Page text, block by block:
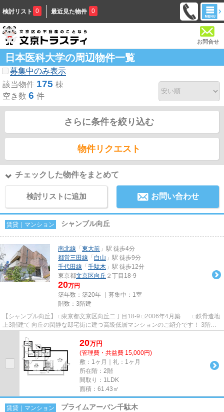
検討リスト 0 最近見た物件 0
お問合せ
日本医科大学の周辺物件一覧
募集中のみ表示
該当物件 175 棟
空き数 6 件
さらに条件を絞り込む
物件リクエスト
チェックした物件をまとめて
検討リストに追加 お問い合わせ
賃貸｜マンション シャンブル向丘
南北線 「 東大前 」駅 徒歩4分
都営三田線 「 白山 」駅 徒歩9分
千代田線 「 千駄木 」駅 徒歩12分
東京都文京区向丘 ２丁目18-9
20万円
築年数：築20年 ｜募集中： 1室
階数：3階建
【シャンブル向丘】 □東京都文京区向丘二丁目18-9 □2006年4月築 □鉄骨造地
上3階建て 向丘の閑静な邸宅街に建つ高級低層マンションのご紹介です！ 3階建
20万円
(管理費・共益費 15,000円)
敷：1ヶ月｜礼：1ヶ月
所在階：2階
間取り：1LDK
面積：61.43㎡
賃貸｜マンション プライムアーバン千駄木